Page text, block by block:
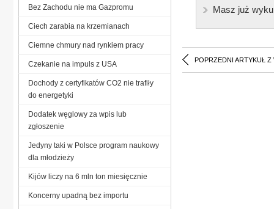
Masz już
POPRZEDNI ARTYKUŁ Z
Bez Zachodu nie ma Gazpromu
Ciech zarabia na krzemianach
Ciemne chmury nad rynkiem pracy
Czekanie na impuls z USA
Dochody z certyfikatów CO2 nie trafiły
do energetyki
Dodatek węglowy za wpis lub
zgłoszenie
Jedyny taki w Polsce program naukowy
dla młodzieży
Kijów liczy na 6 mln ton miesięcznie
Koncerny upadną bez importu